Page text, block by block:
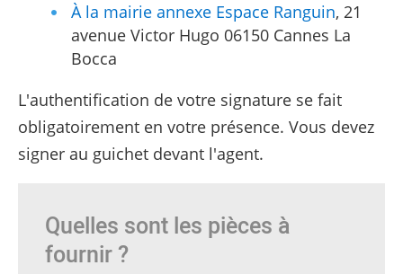
À la mairie annexe Espace Ranguin, 21
avenue Victor Hugo 06150 Cannes La
Bocca
L'authentification de votre signature se fait
obligatoirement en votre présence. Vous devez
signer au guichet devant l'agent.
Quelles sont les pièces à
fournir ?